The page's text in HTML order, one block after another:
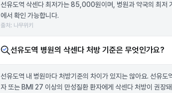
선유도역 삭센다 최저가는 85,000원이며, 병원과 약국의 최저
에서 확인 가능합니다.
출처: 나무위키
선유도역 병원의 삭센다 처방 기준은 무엇인가요?
선유도역 내 병원마다 처방기준의 차이가 있지는 않아요. 선유
자 또는 BMI 27 이상의 만성질환 환자에게 삭센다 처방이 권장